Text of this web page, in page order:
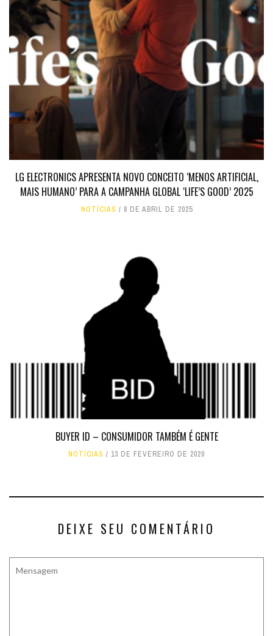
LG ELECTRONICS APRESENTA NOVO CONCEITO ‘MENOS ARTIFICIAL,
MAIS HUMANO’ PARA A CAMPANHA GLOBAL ‘LIFE’S GOOD’ 2025
NOTÍCIAS 8 DE ABRIL DE 2025
BUYER ID – CONSUMIDOR TAMBÉM É GENTE
NOTÍCIAS 13 DE FEVEREIRO DE 2020
DEIXE SEU COMENTÁRIO